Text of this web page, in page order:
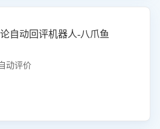
自动回评机器人-八爪鱼
动评价